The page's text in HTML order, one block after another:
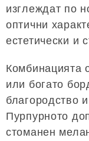
изглеждат по
оптични
естетически и
Комбинацията
или богато
благородство
Пурпурното
стоманен